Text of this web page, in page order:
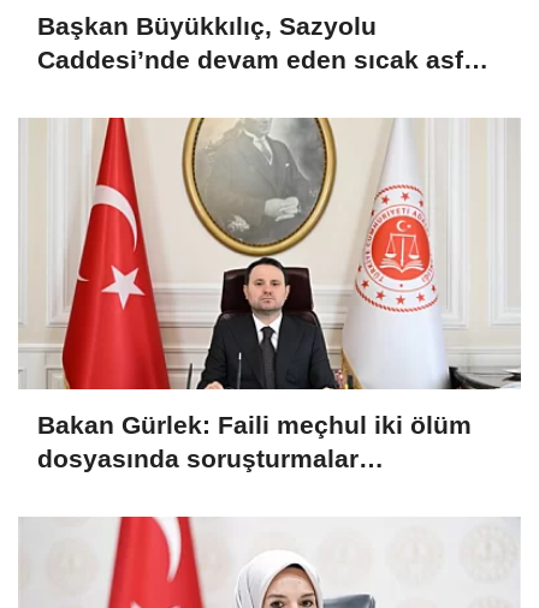
Başkan Büyükkılıç, Sazyolu
Caddesi’nde devam eden sıcak asfalt
Bakan Gürlek: Faili meçhul iki ölüm
dosyasında soruşturmalar